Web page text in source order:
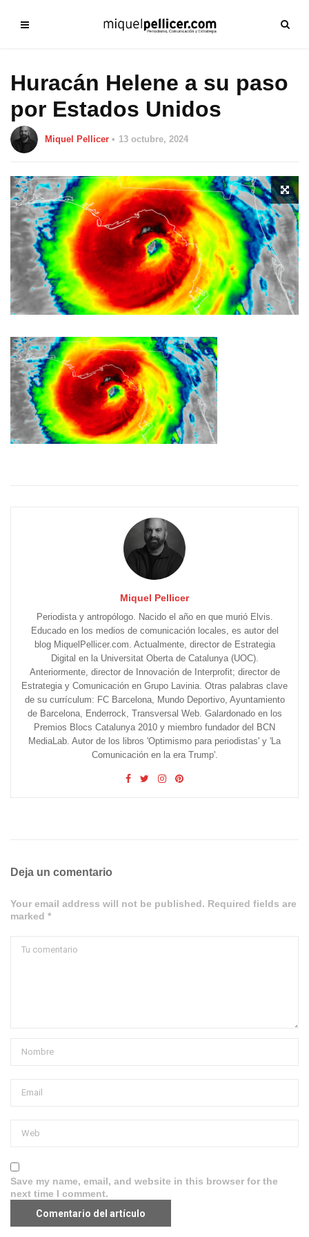
Huracán Helene a su paso
por Estados Unidos
Miquel Pellicer 13 octubre, 2024
Miquel Pellicer
Periodista y antropólogo. Nacido el año en que murió Elvis.
Educado en los medios de comunicación locales, es autor del
blog MiquelPellicer.com. Actualmente, director de Estrategia
Digital en la Universitat Oberta de Catalunya (UOC).
Anteriormente, director de Innovación de Interprofit; director de
Estrategia y Comunicación en Grupo Lavinia. Otras palabras clave
de su currículum: FC Barcelona, Mundo Deportivo, Ayuntamiento
de Barcelona, Enderrock, Transversal Web. Galardonado en los
Premios Blocs Catalunya 2010 y miembro fundador del BCN
MediaLab. Autor de los libros 'Optimismo para periodistas' y 'La
Comunicación en la era Trump'.
Deja un comentario
Your email address will not be published. Required fields are
marked *
Save my name, email, and website in this browser for the
next time I comment.